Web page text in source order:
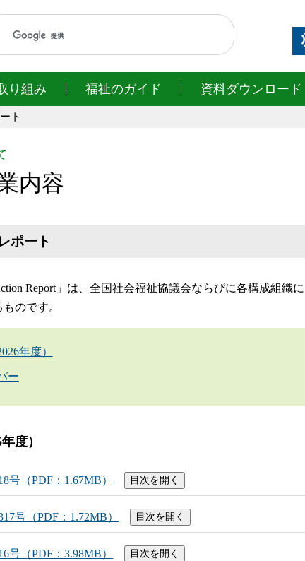
り組み 福祉のガイド 資料ダウンロード
ト
内容
ポート
Report」は、全国社会福祉協議会ならびに各構成組織
のです。
年度）
ー
度）
号（PDF：1.67MB） 目次を開く
号（PDF：1.72MB） 目次を開く
号（PDF：3.98MB） 目次を開く